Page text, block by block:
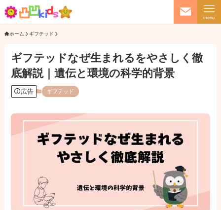
menu
ホーム ギフテッド
ギフテッドなぜ生まれるをやさしく徹
底解説｜遺伝と環境の科学的背景
広告 ギフテッド